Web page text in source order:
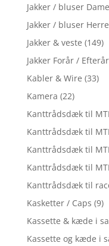
Jakker / bluser Dame
Jakker / bluser Herre
Jakker & veste (149)
Jakker Forår / Efterår
Kabler & Wire (33)
Kamera (22)
Kanttrådsdæk til
Kanttrådsdæk til
Kanttrådsdæk til
Kanttrådsdæk til
Kanttrådsdæk til
Kasketter / Caps (9)
Kassette & kæde i
Kassette og kæde i